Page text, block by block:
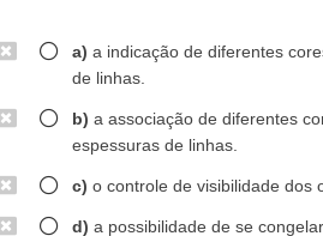
a) a indicação de diferentes
de linhas.
b) a associação de diferentes
espessuras de linhas.
c) o controle de visibilidade dos
d) a possibilidade de se